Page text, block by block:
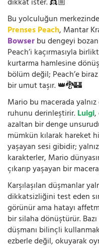
Bu yolculuğun
Prenses Peach, Mantar
Bowserbu dengeyi
Peach’i kaçırmasıyla
kurtarma hamlesine
bölüm değil; Peach’e
bir umut taşır. 👑🐉🏰
Mario bu macerada
ruhunu derinleştirir.Luigi,
azaltan bir denge
mümkün kılarak hareket
yaşayan sesi gibidir;
karakterler, Mario
çıkarıp yaşayan bir
Karşılaşılan düşmanlar
dikkatsizliğini test eden
görünür ama hatayı
bir silaha dönüştürür.
düşmanı bilinçli
ezberle değil, okuyarak